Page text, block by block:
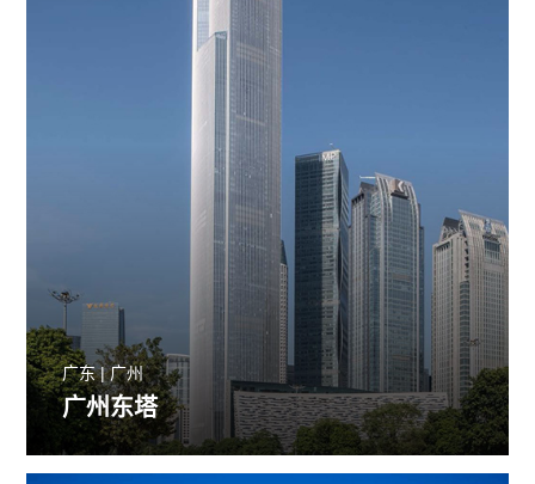
广东 | 广州
广州东塔